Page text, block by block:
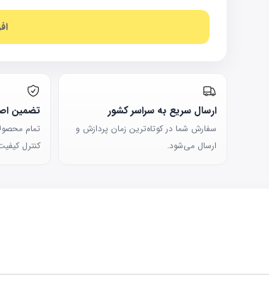
ارسال سریع به سراسر کشور
سفارش شما در کوتاه‌ترین زمان پردازش و
ارسال می‌شود.
تضمین
تمام
کنترل